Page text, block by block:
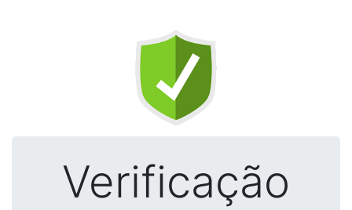
Verificação